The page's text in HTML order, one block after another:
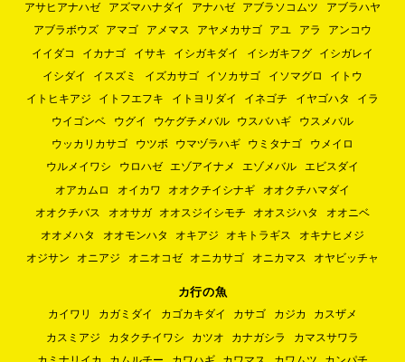
アサヒアナハゼ
アズマハナダイ アナハゼ アブラソコムツ
アブラハヤ
アブラボウズ
アマゴ アメマス アヤメカサゴ アユ アラ
アンコウ
イイダコ
イカナゴ イサキ イシガキダイ イシガキフグ
イシガレイ
イシダイ
イスズミ イズカサゴ イソカサゴ イソマグロ
イトウ
イトヒキアジ
イトフエフキ イトヨリダイ イネゴチ イヤゴハタ
イラ
ウイゴンベ
ウグイ ウケグチメバル ウスバハギ
ウスメバル
ウッカリカサゴ
ウツボ ウマヅラハギ ウミタナゴ
ウメイロ
ウルメイワシ
ウロハゼ エゾアイナメ エゾメバル
エビスダイ
オアカムロ
オイカワ オオクチイシナギ
オオクチハマダイ
オオクチバス
オオサガ オオスジイシモチ オオスジハタ
オオニベ
オオメハタ
オオモンハタ オキアジ オキトラギス
オキナヒメジ
オジサン
オニアジ オニオコゼ オニカサゴ オニカマス オヤビッチャ
カ行の魚
カイワリ カガミダイ カゴカキダイ カサゴ カジカ
カスザメ
カスミアジ
カタクチイワシ カツオ カナガシラ
カマスサワラ